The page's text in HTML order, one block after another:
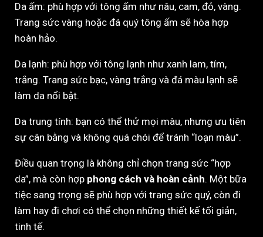
Da ấm: phù hợp với tông ấm như nâu, cam, đỏ, vàng.
Trang sức vàng hoặc đá quý tông ấm sẽ hòa hợp
hoàn hảo.
Da lạnh: phù hợp với tông lạnh như xanh lam, tím,
trắng. Trang sức bạc, vàng trắng và đá màu lạnh sẽ
làm da nổi bật.
Da trung tính: bạn có thể thử mọi màu, nhưng ưu tiên
sự cân bằng và không quá chói để tránh “loạn màu”.
Điều quan trọng là không chỉ chọn trang sức “hợp
da”, mà còn hợp phong cách và hoàn cảnh. Một bữa
tiệc sang trọng sẽ phù hợp với trang sức quý, còn đi
làm hay đi chơi có thể chọn những thiết kế tối giản,
tinh tế.